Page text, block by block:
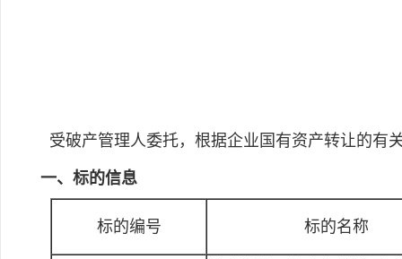
受破产管理人委托，根据企业国有资产转让的有
一、标的信息
标的编号 标的名称